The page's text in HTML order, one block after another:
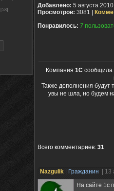
[53]
Добавлено: 5 августа 2010
Просмотров: 3081 |
Понравилось: 7
Компания 1Ссообщила
Также дополнения будут
увы не шла, но будем
Всего комментариев: 31
Nazgulik Гражданин
|
На сайте 1с